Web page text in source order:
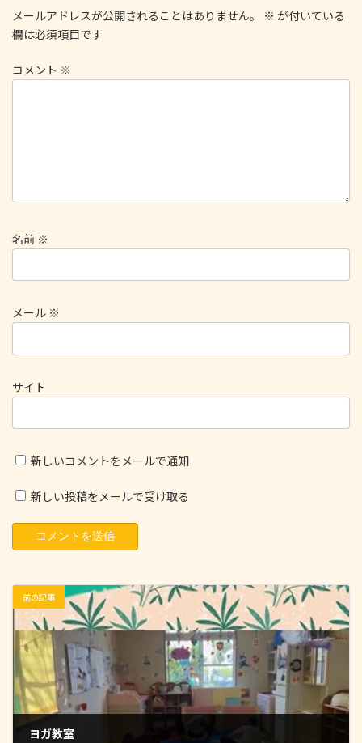
メールアドレスが公開されることはありません。 ※ が付いている
欄は必須項目です
コメント ※
名前 ※
メール ※
サイト
新しいコメントをメールで通知
新しい投稿をメールで受け取る
前の記事
ヨガ教室